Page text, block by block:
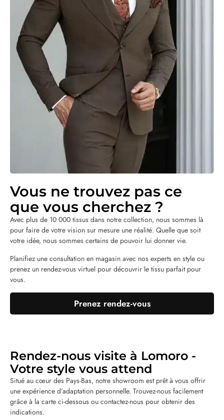
Vous ne trouvez pas ce
que vous cherchez ?
Avec plus de 10 000 tissus dans notre collection, nous sommes là
pour faire de votre vision sur mesure une réalité. Quelle que soit
votre idée, nous sommes certains de pouvoir lui donner vie.
Planifiez une consultation en magasin avec nos experts en style ou
prenez un rendez-vous virtuel pour découvrir le tissu parfait pour
vous.
Prenez rendez-vous
Rendez-nous visite à Lomoro -
Votre style vous attend
Situé au cœur des Pays-Bas, notre showroom est prêt à vous offrir
une expérience d’adaptation personnelle. Trouvez-nous facilement
grâce à la carte ci-dessous ou contactez-nous pour obtenir des
indications.